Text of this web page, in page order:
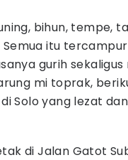
bihun, tempe,
itu
gurih
mi toprak,
Solo yang lezat
di Jalan Gatot